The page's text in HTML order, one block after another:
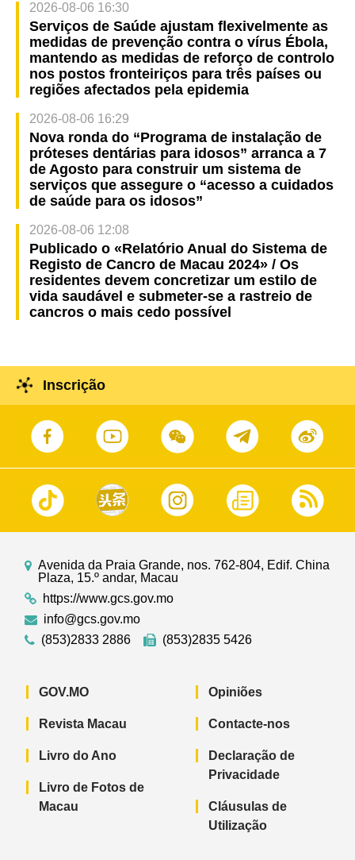
2026-08-06 16:30
Serviços de Saúde ajustam flexivelmente as
medidas de prevenção contra o vírus Ébola,
mantendo as medidas de reforço de controlo
nos postos fronteiriços para três países ou
regiões afectados pela epidemia
2026-08-06 16:29
Nova ronda do “Programa de instalação de
próteses dentárias para idosos” arranca a 7
de Agosto para construir um sistema de
serviços que assegure o “acesso a cuidados
de saúde para os idosos”
2026-08-06 12:08
Publicado o «Relatório Anual do Sistema de
Registo de Cancro de Macau 2024» / Os
residentes devem concretizar um estilo de
vida saudável e submeter-se a rastreio de
cancros o mais cedo possível
Inscrição
Avenida da Praia Grande, nos. 762-804, Edif. China
Plaza, 15.º andar, Macau
https://www.gcs.gov.mo
info@gcs.gov.mo
(853)2833 2886
(853)2835 5426
GOV.MO
Revista Macau
Livro do Ano
Livro de Fotos de
Macau
Opiniões
Contacte-nos
Declaração de
Privacidade
Cláusulas de
Utilização